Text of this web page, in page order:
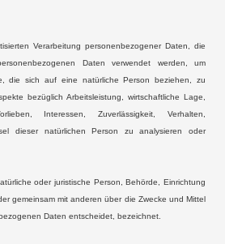
Verarbeitung personenbezogener Daten, die
Daten verwendet werden, um
die sich auf eine natürliche Person beziehen, zu
bezüglich Arbeitsleistung, wirtschaftliche Lage,
Interessen, Zuverlässigkeit, Verhalten,
dieser natürlichen Person zu analysieren oder
oder juristische Person, Behörde, Einrichtung
gemeinsam mit anderen über die Zwecke und Mittel
Daten entscheidet, bezeichnet.